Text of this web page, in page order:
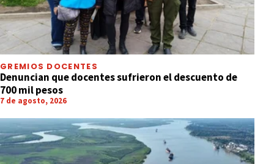
GREMIOS DOCENTES
Denuncian que docentes sufrieron el descuento de
700 mil pesos
7 de agosto, 2026